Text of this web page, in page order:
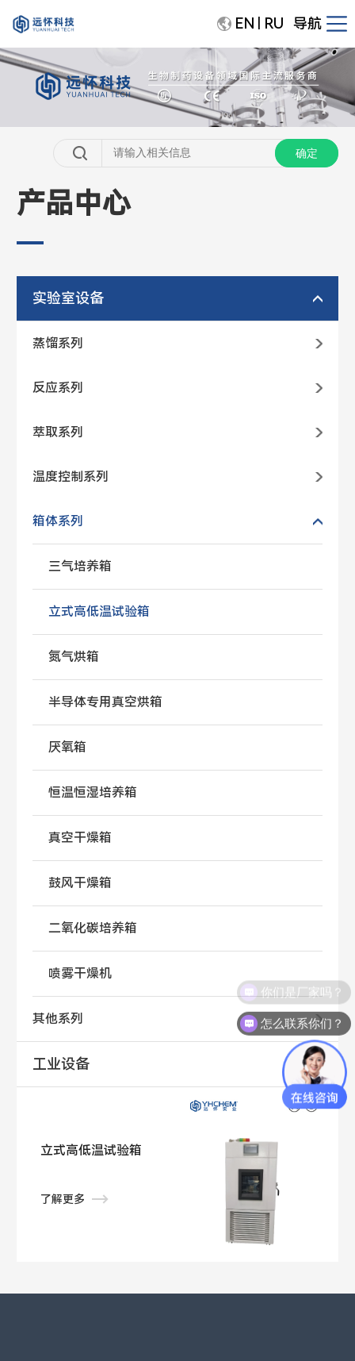
EN RU 导航
产品中心
实验室设备
蒸馏系列
反应系列
萃取系列
温度控制系列
箱体系列
三气培养箱
立式高低温试验箱
氮气烘箱
半导体专用真空烘箱
厌氧箱
恒温恒湿培养箱
真空干燥箱
鼓风干燥箱
二氧化碳培养箱
喷雾干燥机
其他系列
工业设备
立式高低温试验箱
了解更多
你们是厂家吗？
怎么联系你们？